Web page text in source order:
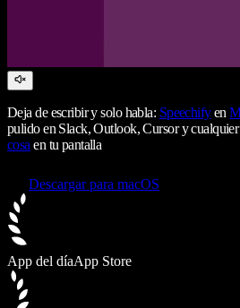
Deja de escribir y solo habla: Speechifyen
pulido en Slack, Outlook, Cursor y
cosa en tu pantalla
Descargar para macOS
App del díaApp Store